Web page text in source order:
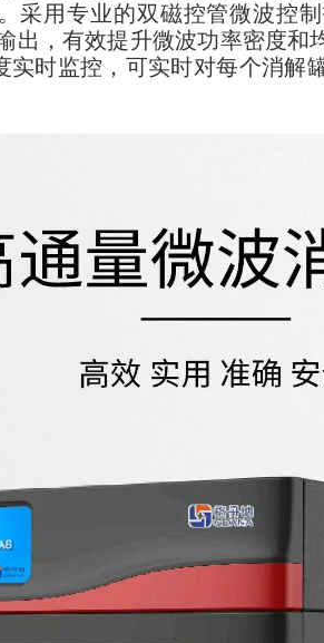
采用专业的双磁控管微波控
出，有效提升微波功率密度
实时监控，可实时对每个消解